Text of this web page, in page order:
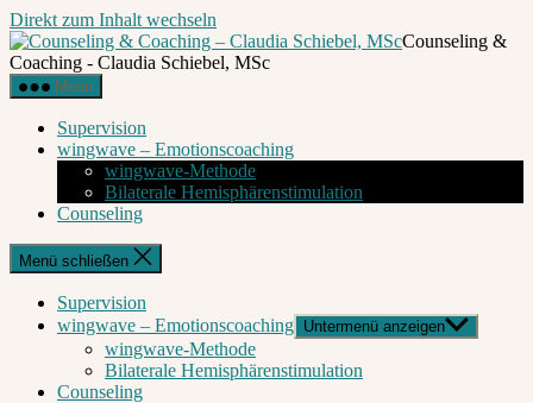
Direkt zum Inhalt wechseln
Counseling &
Coaching - Claudia Schiebel, MSc
Menü
Supervision
wingwave – Emotionscoaching
wingwave-Methode
Bilaterale Hemisphärenstimulation
Counseling
Menü schließen
Supervision
wingwave – Emotionscoaching Untermenü anzeigen
wingwave-Methode
Bilaterale Hemisphärenstimulation
Counseling